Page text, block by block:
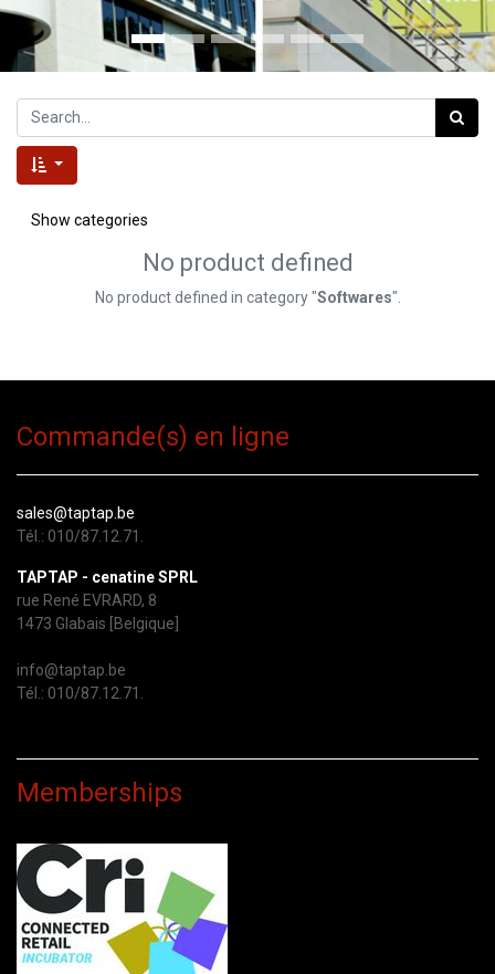
Show categories
No product defined
No product defined in category "Softwares".
Commande(s) en ligne
sales@taptap.be
Tél.: 010/87.12.71.
TAPTAP - cenatine SPRL
rue René EVRARD, 8
1473 Glabais [Belgique]
info@taptap.be
Tél.: 010/87.12.71.
Memberships